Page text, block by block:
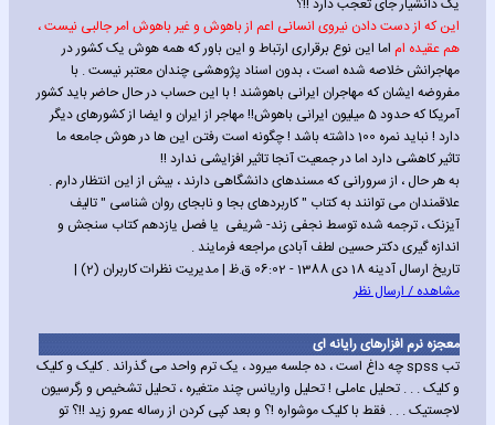
یک دانشیار جای تعجب دارد !!؟
این که از دست دادن نیروی انسانی اعم از باهوش و غیر باهوش امر جالبی نیست ،
هم عقیده ام اما این نوع برقراری ارتباط و این باور که همه هوش یک کشور در
مهاجرانش خلاصه شده است ، بدون اسناد پژوهشی چندان معتبر نیست . با
مفروضه ایشان که مهاجران ایرانی باهوشند ! با این حساب در حال حاضر باید کشور
آمریکا که حدود 5 میلیون ایرانی باهوش!! مهاجر از ایران و ایضا از کشورهای دیگر
دارد ! نباید نمره 100 داشته باشد ! چگونه است رفتن این ها در هوش جامعه ما
تاثیر کاهشی دارد اما در جمعیت آنجا تاثیر افزایشی ندارد !!
به هر حال ، از سرورانی که مسندهای دانشگاهی دارند ، بیش از این انتظار دارم .
علاقمندان می توانند به کتاب " کاربردهای بجا و نابجای روان شناسی " تالیف
آیزنک ، ترجمه شده توسط نجفی زند- شریفی یا فصل یازدهم کتاب سنجش و
اندازه گیری دکتر حسین لطف آبادی مراجعه فرمایند .
تاریخ ارسال آدینه 18 دی 1388 - 06:02 ق.ظ | مدیریت نظرات کاربران (2) |
مشاهده / ارسال نظر
معجزه نرم افزارهای رایانه ای
تب spss چه داغ است ، ده جلسه میرود ، یک ترم واحد می گذراند . کلیک و کلیک
و کلیک . . . تحلیل عاملی ! تحلیل واریانس چند متغیره ، تحلیل تشخیص و رگرسیون
لاجستیک . . . فقط با کلیک موشواره !؟ و بعد کپی کردن از رساله عمرو زید !!؟ تو